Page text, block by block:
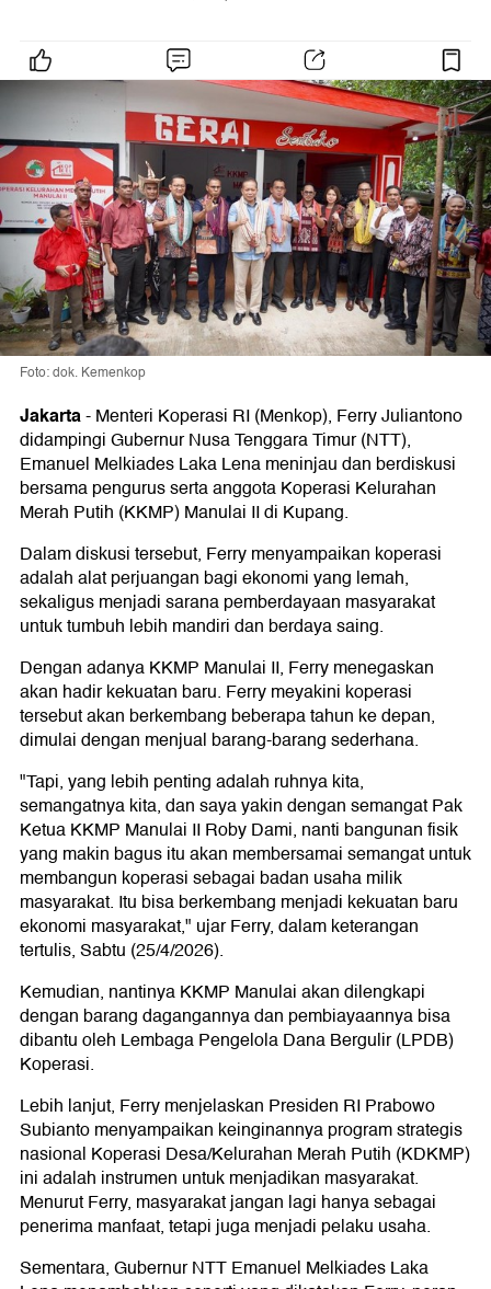
Foto: dok. Kemenkop
Jakarta-Menteri Koperasi RI (Menkop), Ferry Juliantono
didampingi Gubernur Nusa Tenggara Timur (NTT),
Emanuel Melkiades Laka Lena meninjau dan berdiskusi
bersama pengurus serta anggota Koperasi Kelurahan
Merah Putih (KKMP) Manulai II di Kupang.
Dalam diskusi tersebut, Ferry menyampaikan koperasi
adalah alat perjuangan bagi ekonomi yang lemah,
sekaligus menjadi sarana pemberdayaan masyarakat
untuk tumbuh lebih mandiri dan berdaya saing.
Dengan adanya KKMP Manulai II, Ferry menegaskan
akan hadir kekuatan baru. Ferry meyakini koperasi
tersebut akan berkembang beberapa tahun ke depan,
dimulai dengan menjual barang-barang sederhana.
"Tapi, yang lebih penting adalah ruhnya kita,
semangatnya kita, dan saya yakin dengan semangat Pak
Ketua KKMP Manulai II Roby Dami, nanti bangunan fisik
yang makin bagus itu akan membersamai semangat untuk
membangun koperasi sebagai badan usaha milik
masyarakat. Itu bisa berkembang menjadi kekuatan baru
ekonomi masyarakat," ujar Ferry, dalam keterangan
tertulis, Sabtu (25/4/2026).
Kemudian, nantinya KKMP Manulai akan dilengkapi
dengan barang dagangannya dan pembiayaannya bisa
dibantu oleh Lembaga Pengelola Dana Bergulir (LPDB)
Koperasi.
Lebih lanjut, Ferry menjelaskan Presiden RI Prabowo
Subianto menyampaikan keinginannya program strategis
nasional Koperasi Desa/Kelurahan Merah Putih (KDKMP)
ini adalah instrumen untuk menjadikan masyarakat.
Menurut Ferry, masyarakat jangan lagi hanya sebagai
penerima manfaat, tetapi juga menjadi pelaku usaha.
Sementara, Gubernur NTT Emanuel Melkiades Laka